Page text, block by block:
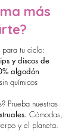
más
para tu ciclo:
y discos de
algodón
químicos
Prueba nuestras
Cómodas,
y el planeta.